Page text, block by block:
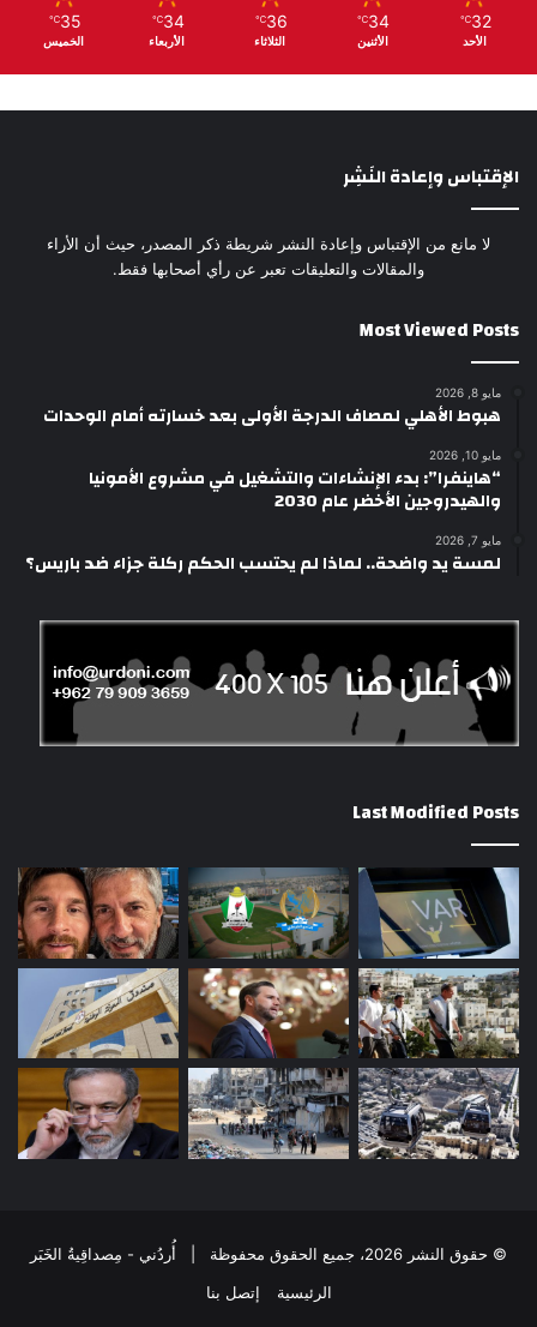
32
℃
الأحد
34
℃
الأثنين
36
℃
الثلاثاء
34
℃
الأربعاء
35
℃
الخميس
الإقتباس وإعادة النَشِر
لا مانع من الإقتباس وإعادة النشر شريطة ذكر المصدر، حيث أن الأراء
والمقالات والتعليقات تعبر عن رأي أصحابها فقط.
Most Viewed Posts
مايو 8, 2026
هبوط الأهلي لمصاف الدرجة الأولى بعد خسارته أمام الوحدات
مايو 10, 2026
“هاينفرا”: بدء الإنشاءات والتشغيل في مشروع الأمونيا
والهيدروجين الأخضر عام 2030
مايو 7, 2026
لمسة يد واضحة.. لماذا لم يحتسب الحكم ركلة جزاء ضد باريس؟
Last Modified Posts
© حقوق النشر 2026، جميع الحقوق محفوظة | أُردُني - مِصداقِيةُ الخَبَر
الرئيسية
إتصل بنا